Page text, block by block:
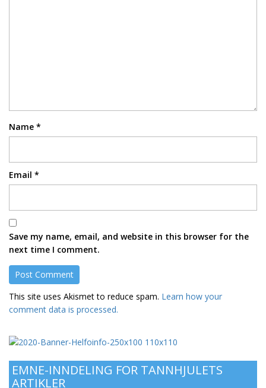
Name *
Email *
Save my name, email, and website in this browser for the
next time I comment.
This site uses Akismet to reduce spam. Learn how your
comment data is processed.
EMNE-INNDELING FOR TANNHJULETS
ARTIKLER